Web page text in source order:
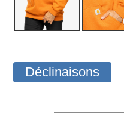
Déclinaisons